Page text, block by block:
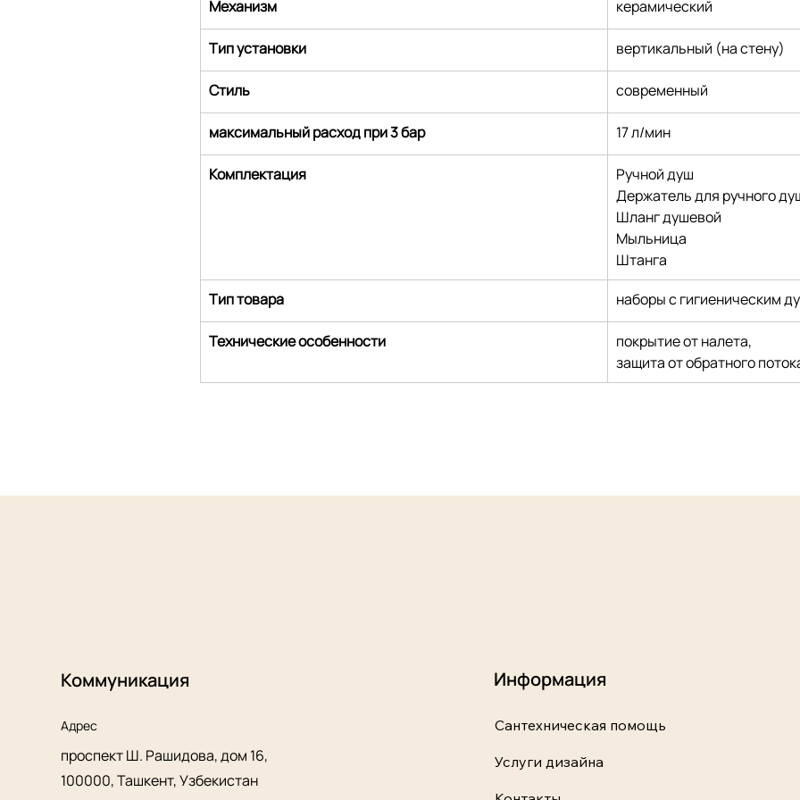
Механизм
керамический
Тип установки вертикальный (на стену)
Стиль современный
максимальный расход при 3 бар 17 л/мин
Комплектация
Ручной душ
Держатель для ручного
Шланг душевой
Мыльница
Штанга
Тип товара
наборы с гигиеническим
Технические особенности
покрытие от налета,
защита от обратного
Коммуникация
Адрес
проспект Ш. Рашидова, дом 16,
100000, Ташкент, Узбекистан
Информация
Сантехническая помощь
Услуги дизайна